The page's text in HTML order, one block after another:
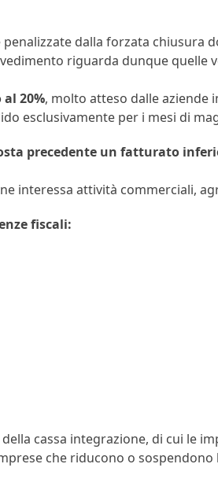
dalla forzata chiusura
riguarda dunque quelle
20%, molto atteso dalle aziende
esclusivamente per i mesi di
precedente un fatturato
interessa attività commerciali,
fiscali:
cassa integrazione, di cui le
che riducono o